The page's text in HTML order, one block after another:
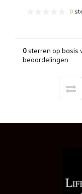
0
0sterren op basis
beoordelingen